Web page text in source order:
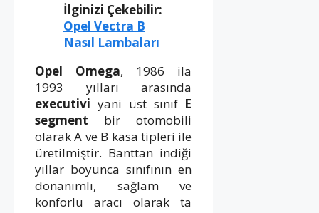
İlginizi Çekebilir:
Opel Vectra B
Nasıl Lambaları
Opel Omega, 1986 ila
1993 yılları arasında
executivi yani üst sınıf E
segment bir otomobili
olarak A ve B kasa tipleri ile
üretilmiştir. Banttan indiği
yıllar boyunca sınıfının en
donanımlı, sağlam ve
konforlu aracı olarak ta